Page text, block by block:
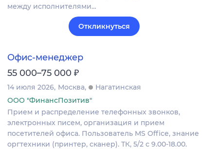
между исполнителями…
Откликнуться
Офис-менеджер
55 000–75 000 ₽
14 июля 2026 Москва
Нагатинская
ООО "ФинансПозитив"
Прием и распределение телефонных звонков,
электронных писем, организация и прием
посетителей офиса. Пользователь MS Office, знание
оргтехники (принтер, сканер). ТК, 5/2 с 9.00-18.00.